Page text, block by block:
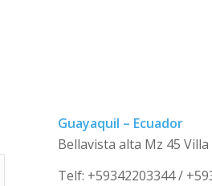
Guayaquil – Ecuador
Bellavista alta Mz 45
Telf: +59342203344 /